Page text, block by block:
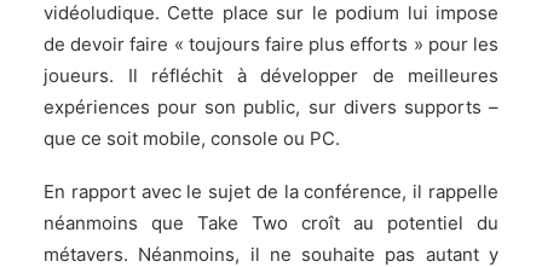
vidéoludique. Cette place sur le podium lui impose
de devoir faire « toujours faire plus efforts » pour les
joueurs. Il réfléchit à développer de meilleures
expériences pour son public, sur divers supports –
que ce soit mobile, console ou PC.
En rapport avec le sujet de la conférence, il rappelle
néanmoins que Take Two croît au potentiel du
métavers. Néanmoins, il ne souhaite pas autant y